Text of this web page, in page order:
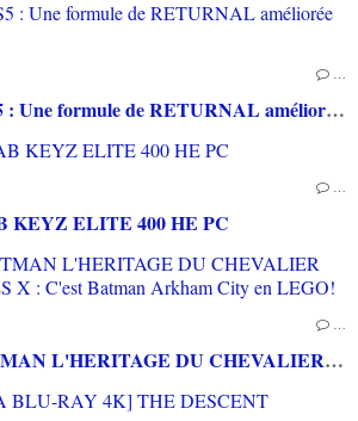
…
[TEST] SAROS PS5 : Une formule de RETURNAL améliorée et interessante
…
KEYZ ELITE 400 HE PC
…
[TEST] LEGO BATMAN L'HERITAGE DU CHEVALIER NOIR XBOX SERIES X : C'est Batman Arkham City en LEGO!